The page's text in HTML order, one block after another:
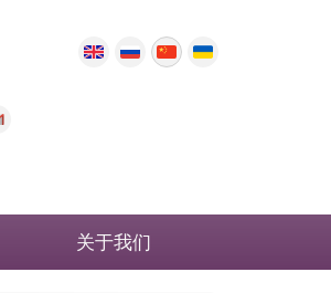
关于我们